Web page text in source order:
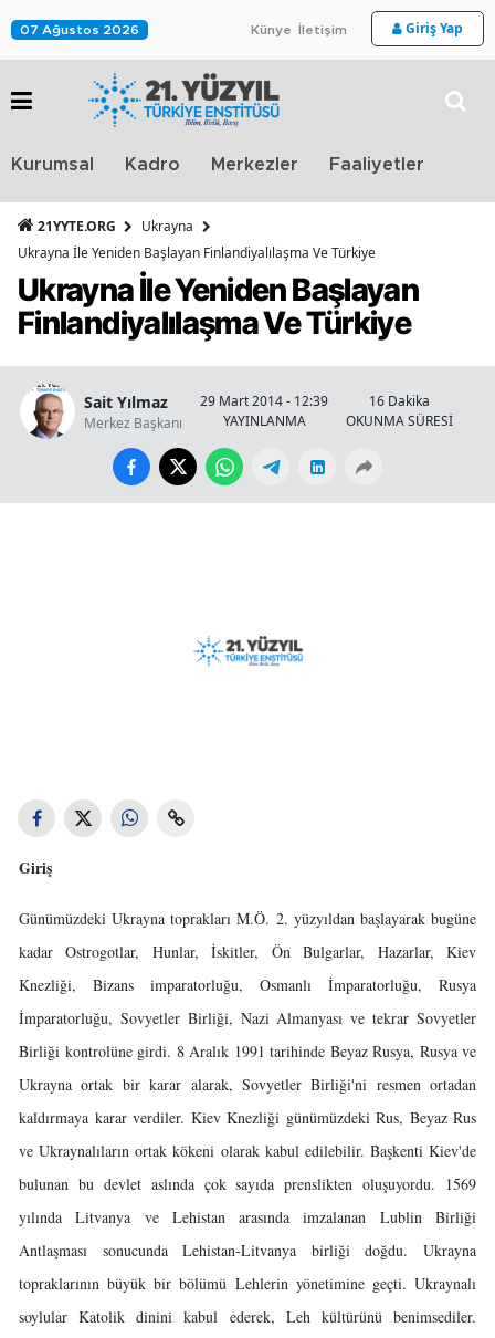
07 Ağustos 2026 Künye İletişim Giriş Yap
Kurumsal Kadro Merkezler Faaliyetler
21YYTE.ORG
Ukrayna
Ukrayna İle Yeniden Başlayan Finlandiyalılaşma Ve Türkiye
Ukrayna İle Yeniden Başlayan
Finlandiyalılaşma Ve Türkiye
Sait Yılmaz
Merkez Başkanı
29 Mart 2014 - 12:39
YAYINLANMA
16 Dakika
OKUNMA SÜRESİ
Giriş
Günümüzdeki Ukrayna toprakları M.Ö. 2. yüzyıldan başlayarak bugüne
kadar Ostrogotlar, Hunlar, İskitler, Ön Bulgarlar, Hazarlar, Kiev
Knezliği, Bizans imparatorluğu, Osmanlı İmparatorluğu, Rusya
İmparatorluğu, Sovyetler Birliği, Nazi Almanyası ve tekrar Sovyetler
Birliği kontrolüne girdi. 8 Aralık 1991 tarihinde Beyaz Rusya, Rusya ve
Ukrayna ortak bir karar alarak, Sovyetler Birliği'ni resmen ortadan
kaldırmaya karar verdiler. Kiev Knezliği günümüzdeki Rus, Beyaz Rus
ve Ukraynalıların ortak kökeni olarak kabul edilebilir. Başkenti Kiev'de
bulunan bu devlet aslında çok sayıda prenslikten oluşuyordu. 1569
yılında Litvanya ve Lehistan arasında imzalanan Lublin Birliği
Antlaşması sonucunda Lehistan-Litvanya birliği doğdu. Ukrayna
topraklarının büyük bir bölümü Lehlerin yönetimine geçti. Ukraynalı
soylular Katolik dinini kabul ederek, Leh kültürünü benimsediler.